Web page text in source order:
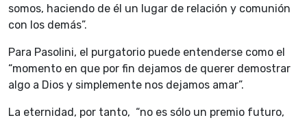
somos, haciendo de él un lugar de relación y comunión
con los demás”.
Para Pasolini, el purgatorio puede entenderse como el
“momento en que por fin dejamos de querer demostrar
algo a Dios y simplemente nos dejamos amar”.
La eternidad, por tanto, “no es sólo un premio futuro,